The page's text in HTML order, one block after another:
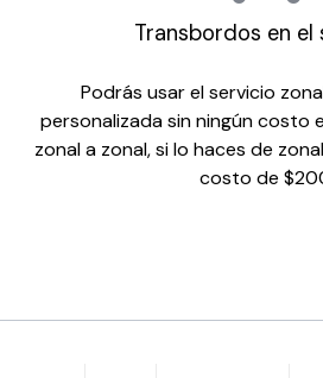
Transbordos en el
Podrás usar el servicio
personalizada sin ningún costo
zonal a zonal, si lo haces de
costo de